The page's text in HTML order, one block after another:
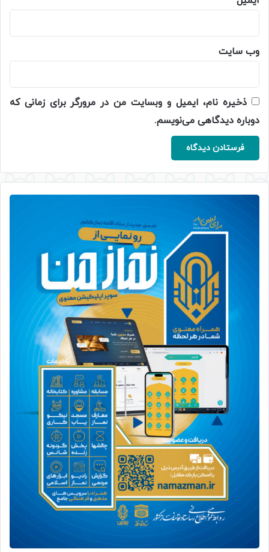
وب‌ سایت
ذخیره نام، ایمیل و وبسایت من در مرورگر برای زمانی که
دوباره دیدگاهی می‌نویسم.